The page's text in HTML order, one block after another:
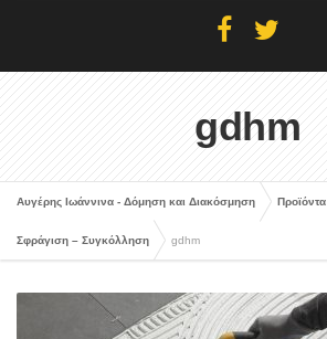
gdhm
Αυγέρης Ιωάννινα - Δόμηση και Διακόσμηση Προϊόντα
Σφράγιση – Συγκόλληση gdhm